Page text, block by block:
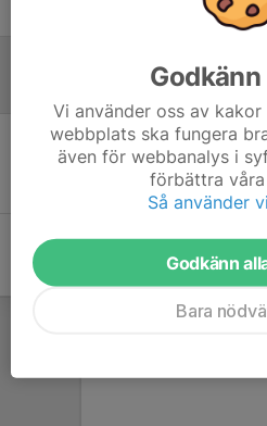
Inget referat
Vi använder oss av
webbplats ska fungera
även för webbanalys i
förbättra
Så använder
Godkänn
Bara